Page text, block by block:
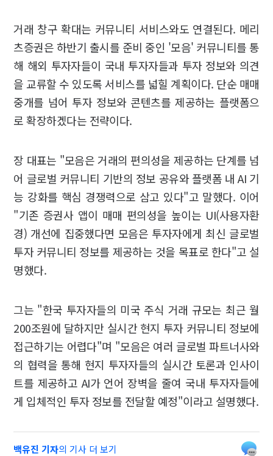
거래 창구 확대는 커뮤니티 서비스와도 연결된다. 메리
츠증권은 하반기 출시를 준비 중인 '모음' 커뮤니티를 통
해 해외 투자자들이 국내 투자자들과 투자 정보와 의견
을 교류할 수 있도록 서비스를 넓힐 계획이다. 단순 매매
중개를 넘어 투자 정보와 콘텐츠를 제공하는 플랫폼으
로 확장하겠다는 전략이다.
장 대표는 "모음은 거래의 편의성을 제공하는 단계를 넘
어 글로벌 커뮤니티 기반의 정보 공유와 플랫폼 내 AI 기
능 강화를 핵심 경쟁력으로 삼고 있다"고 말했다. 이어
"기존 증권사 앱이 매매 편의성을 높이는 UI(사용자환
경) 개선에 집중했다면 모음은 투자자에게 최신 글로벌
투자 커뮤니티 정보를 제공하는 것을 목표로 한다"고 설
명했다.
그는 "한국 투자자들의 미국 주식 거래 규모는 최근 월
200조원에 달하지만 실시간 현지 투자 커뮤니티 정보에
접근하기는 어렵다"며 "모음은 여러 글로벌 파트너사와
의 협력을 통해 현지 투자자들의 실시간 토론과 인사이
트를 제공하고 AI가 언어 장벽을 줄여 국내 투자자들에
게 입체적인 투자 정보를 전달할 예정"이라고 설명했다.
백유진 기자의 기사 더 보기